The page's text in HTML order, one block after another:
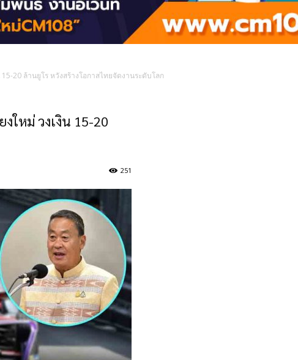
20 ล้านยูโร หวังสร้างโอกาสไทยจัดงานระดับโลก
ใหม่ วงเงิน 15-20
251